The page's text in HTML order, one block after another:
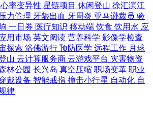
心率变异性 星链项目 休闲登山 徐汇滨江
力管理 牙龈出血 牙周炎 亚马逊裁员 验
一日券 医疗知识 移动端 饮食 饮用水 应
用市场 英文阅读 营养科学 影像学检查
探索 浴佛游行 预防医学 远程工作 月球
山 云计算服务商 云游戏平台 灾害物资
林公园 长兴岛 真空压缩 职场变革 职业
戴设备 智能戒指 撞击小行星 自动化 自
律